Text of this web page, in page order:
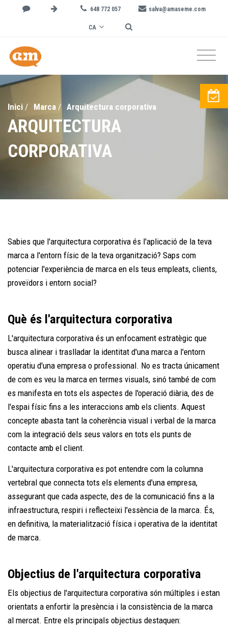
648 772 057 salva@amaseme.com
CA
Inici / Marca / Arquitectura corporativa
ARQUITECTURA
CORPORATIVA
Sabies que l'arquitectura corporativa és l'aplicació de la teva
marca a l'entorn físic de la teva organització? Saps com
potenciar l'experiència de marca en els teus empleats, clients,
proveïdors i entorn social?
Què és l'arquitectura corporativa
L'arquitectura corporativa és un enfocament estratègic que
busca alinear i traslladar la identitat d'una marca a l'entorn
operatiu d'una empresa o professional. No es tracta únicament
de com es veu la marca en termes visuals, sinó també de com
es manifesta en tots els aspectes de l'operació diària, des de
l'espai físic fins a les interaccions amb els clients. Aquest
concepte abasta tant la coherència visual i verbal de la marca
com la integració dels seus valors en tots els punts de
contacte amb el client.
L'arquitectura corporativa es pot entendre com la columna
vertebral que connecta tots els elements d'una empresa,
assegurant que cada aspecte, des de la comunicació fins a la
infraestructura, respiri i reflecteixi l'essència de la marca. És,
en definitiva, la materialització física i operativa de la identitat
de marca.
Objectius de l'arquitectura corporativa
Els objectius de l'arquitectura corporativa són múltiples i estan
orientats a enfortir la presència i la consistència de la marca
al mercat. Entre els principals objectius destaquen: